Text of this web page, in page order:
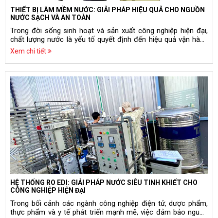
THIẾT BỊ LÀM MỀM NƯỚC: GIẢI PHÁP HIỆU QUẢ CHO NGUỒN
NƯỚC SẠCH VÀ AN TOÀN
Trong đời sống sinh hoạt và sản xuất công nghiệp hiện đại,
chất lượng nước là yếu tố quyết định đến hiệu quả vận hành
thiết bị, tuổi thọ máy móc, cũng như sức khỏe người sử dụng.
không chỉ làm đóng cặn trong đường ống, nồi hơi, bình nóng
lạnh, mà còn giảm hiệu quả sử dụng xà phòng, chất tẩy rửa và
gây hư hại thiết bị lâu dài. Để khắc phục vấn đề này, thiết bị
làm mềm nước được thiết kế nhằm loại bỏ các ion gây cứng,
mang đến nguồn nước mềm, ổn định, an toàn và thân thiện
với môi trường. Bài viết này sẽ phân tích chi tiết về thiết bị làm
mềm nước, nguyên lý vận hành, lợi ích và các lưu ý khi lựa
chọn hệ thống phù hợp.
Xem chi tiết
HỆ THỐNG RO EDI: GIẢI PHÁP NƯỚC SIÊU TINH KHIẾT CHO
CÔNG NGHIỆP HIỆN ĐẠI
Trong bối cảnh các ngành công nghiệp điện tử, dược phẩm,
thực phẩm và y tế phát triển mạnh mẽ, việc đảm bảo nguồn